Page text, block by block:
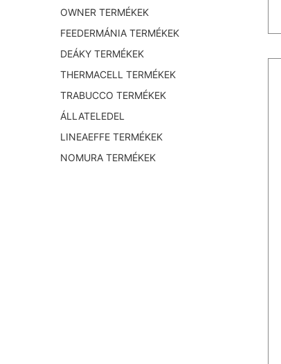
OWNER TERMÉKEK
FEEDERMÁNIA TERMÉKEK
DEÁKY TERMÉKEK
THERMACELL TERMÉKEK
TRABUCCO TERMÉKEK
ÁLLATELEDEL
LINEAEFFE TERMÉKEK
NOMURA TERMÉKEK